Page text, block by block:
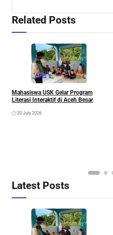
Related Posts
Aceh
Mahasiswa USK Gelar Program
Literasi Interaktif di Aceh Besar
20 July 2026
Latest Posts